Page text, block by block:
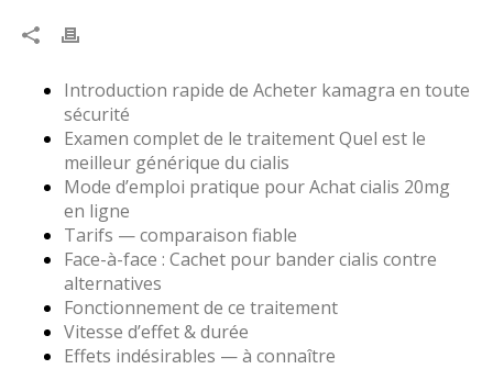
Introduction rapide de Acheter kamagra en toute
sécurité
Examen complet de le traitement Quel est le
meilleur générique du cialis
Mode d’emploi pratique pour Achat cialis 20mg
en ligne
Tarifs — comparaison fiable
Face-à-face : Cachet pour bander cialis contre
alternatives
Fonctionnement de ce traitement
Vitesse d’effet & durée
Effets indésirables — à connaître